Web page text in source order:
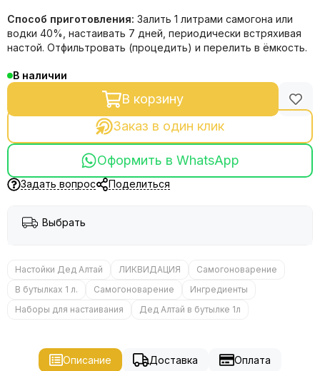
Способ приготовления: Залить 1 литрами самогона или
водки 40%, настаивать 7 дней, периодически встряхивая
настой. Отфильтровать (процедить) и перелить в ёмкость.
В наличии
В корзину
Заказ в один клик
Оформить в WhatsApp
Задать вопрос Поделиться
Выбрать
Настойки Дед Алтай ЛИКВИДАЦИЯ
Самогоноварение
В бутылках 1 л.
Самогоноварение
Ингредиенты
Наборы для настаивания
Дед Алтай в бутылке 1л
Описание Доставка Оплата